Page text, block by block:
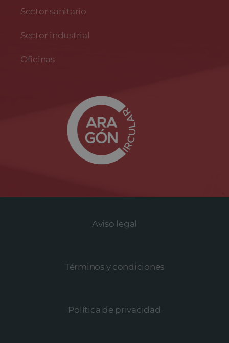
Sector sanitario
Sector industrial
Oficinas
Aviso legal
Términos y condiciones
Política de privacidad